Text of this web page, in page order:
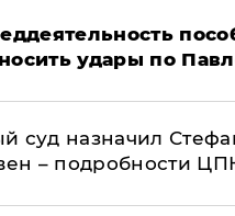
удары по
суд назначил
– подробности